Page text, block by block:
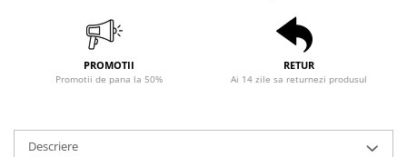
PROMOTII
Promotii de pana la 50%
RETUR
Ai 14 zile sa returnezi produsul
Descriere